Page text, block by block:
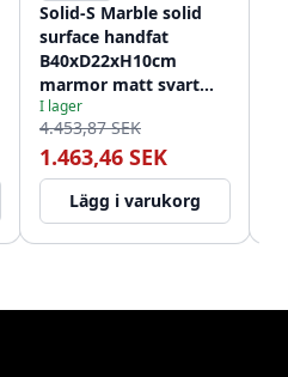
Solid-S Marble solid
surface handfat
B40xD22xH10cm
marmor matt svart
1208953898
I lager
4.453,87 SEK
1.463,46 SEK
Lägg i varukorg